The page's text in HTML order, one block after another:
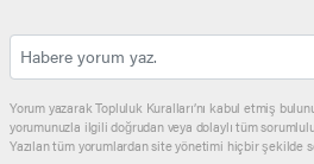
Yorum yazarak Topluluk Kuralları’nı kabul etmiş
yorumunuzla ilgili doğrudan veya dolaylı tüm
Yazılan tüm yorumlardan site yönetimi hiçbir şekilde